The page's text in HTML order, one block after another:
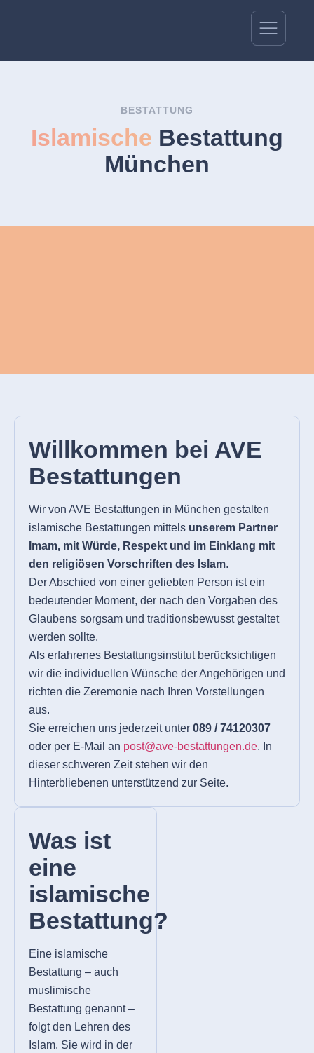
BESTATTUNG
Islamische Bestattung
München
Willkommen bei AVE
Bestattungen
Wir von AVE Bestattungen in München gestalten
islamische Bestattungen mittels unserem Partner
Imam, mit Würde, Respekt und im Einklang mit
den religiösen Vorschriften des Islam.
Der Abschied von einer geliebten Person ist ein
bedeutender Moment, der nach den Vorgaben des
Glaubens sorgsam und traditionsbewusst gestaltet
werden sollte.
Als erfahrenes Bestattungsinstitut berücksichtigen
wir die individuellen Wünsche der Angehörigen und
richten die Zeremonie nach Ihren Vorstellungen
aus.
Sie erreichen uns jederzeit unter 089 / 74120307
oder per E-Mail an post@ave-bestattungen.de. In
dieser schweren Zeit stehen wir den
Hinterbliebenen unterstützend zur Seite.
Was ist
eine
islamische
Bestattung?
Eine islamische
Bestattung – auch
muslimische
Bestattung genannt –
folgt den Lehren des
Islam. Sie wird in der